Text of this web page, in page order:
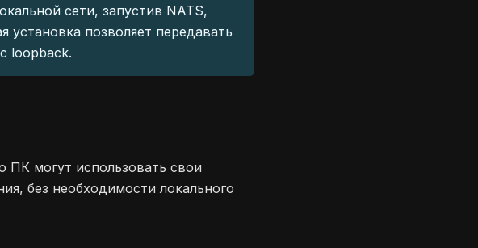
сети, запустив NATS,
позволяет передавать
loopback.
ПК могут использовать свои
без необходимости локального